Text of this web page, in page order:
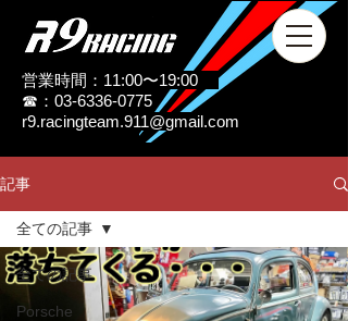
営業時間：11:00〜19:00
☎：03-6336-0775
r9.racingteam.911@gmail.com
記事
全ての記事
Porsche
全ての記事